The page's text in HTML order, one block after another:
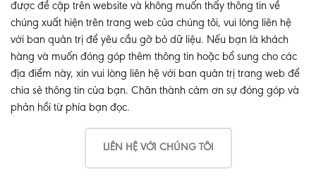
được đề cập trên website và không muốn thấy thông tin về
chúng xuất hiện trên trang web của chúng tôi, vui lòng liên hệ
với ban quản trị để yêu cầu gỡ bỏ dữ liệu. Nếu bạn là khách
hàng và muốn đóng góp thêm thông tin hoặc bổ sung cho các
địa điểm này, xin vui lòng liên hệ với ban quản trị trang web để
chia sẻ thông tin của bạn. Chân thành cảm ơn sự đóng góp và
phản hồi từ phía bạn đọc.
LIÊN HỆ VỚI CHÚNG TÔI